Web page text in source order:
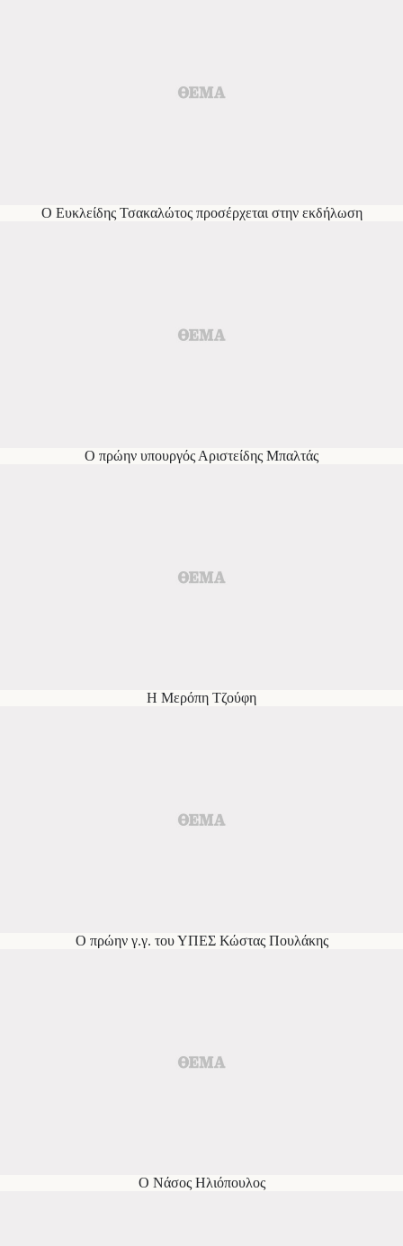
Ο Ευκλείδης Τσακαλώτος προσέρχεται στην εκδήλωση
Ο πρώην υπουργός Αριστείδης Μπαλτάς
Η Μερόπη Τζούφη
Ο πρώην γ.γ. του ΥΠΕΣ Κώστας Πουλάκης
Ο Νάσος Ηλιόπουλος